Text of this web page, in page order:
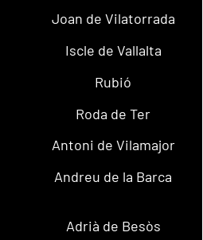
Joan de Vilatorrada
Iscle de Vallalta
Rubió
Roda de Ter
Antoni de Vilamajor
Andreu de la Barca
Adrià de Besòs